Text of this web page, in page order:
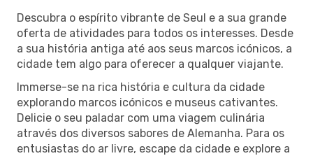
Descubra o espírito vibrante de Seul e a sua grande
oferta de atividades para todos os interesses. Desde
a sua história antiga até aos seus marcos icónicos, a
cidade tem algo para oferecer a qualquer viajante.
Immerse-se na rica história e cultura da cidade
explorando marcos icónicos e museus cativantes.
Delicie o seu paladar com uma viagem culinária
através dos diversos sabores de Alemanha. Para os
entusiastas do ar livre, escape da cidade e explore a